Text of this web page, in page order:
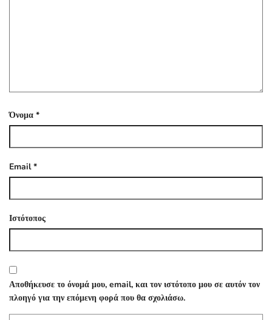
Όνομα *
Email*
Ιστότοπος
Αποθήκευσε το όνομά μου, email, και τον ιστότοπο μου σε αυτόν τον
πλοηγό για την επόμενη φορά που θα σχολιάσω.